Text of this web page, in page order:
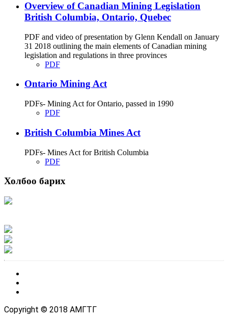
Overview of Canadian Mining Legislation
British Columbia, Ontario, Quebec
PDF and video of presentation by Glenn Kendall on January
31 2018 outlining the main elements of Canadian mining
legislation and regulations in three provinces
PDF
Ontario Mining Act
PDFs- Mining Act for Ontario, passed in 1990
PDF
British Columbia Mines Act
PDFs- Mines Act for British Columbia
PDF
Холбоо барих
Copyright © 2018 АМГТГ